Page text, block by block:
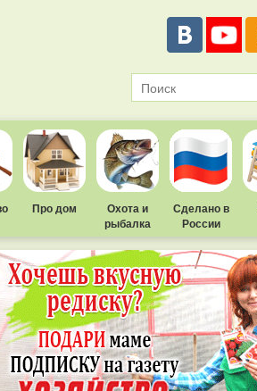
Про дом
Охота и
рыбалка
Сделано в
России